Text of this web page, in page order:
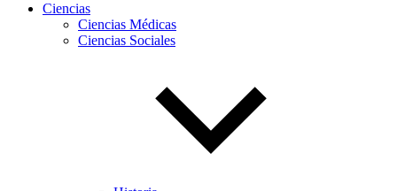
Ciencias
Ciencias Médicas
Ciencias Sociales